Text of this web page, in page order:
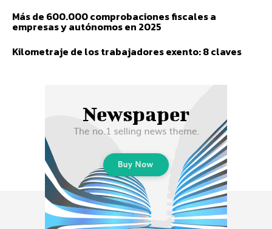
Más de 600.000 comprobaciones fiscales a
empresas y autónomos en 2025
Kilometraje de los trabajadores exento: 8 claves